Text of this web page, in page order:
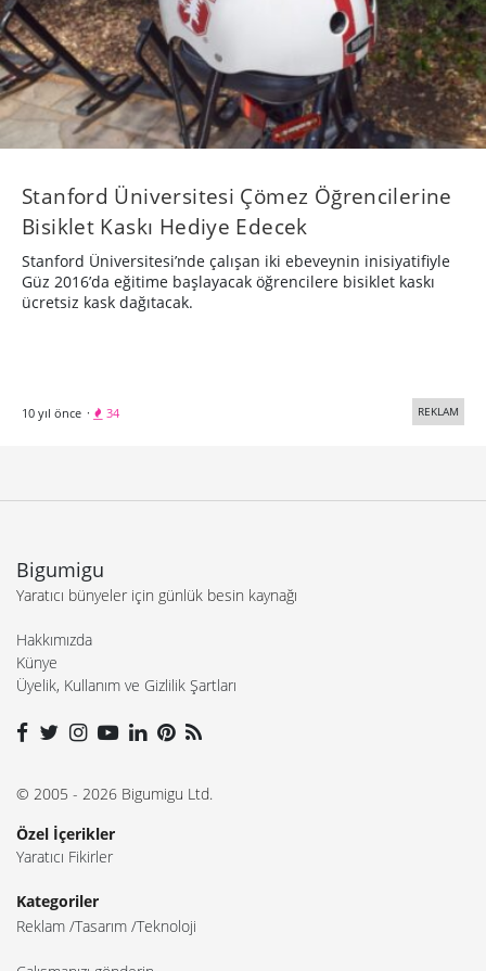
Stanford Üniversitesi Çömez Öğrencilerine
Bisiklet Kaskı Hediye Edecek
Stanford Üniversitesi’nde çalışan iki ebeveynin inisiyatifiyle
Güz 2016’da eğitime başlayacak öğrencilere bisiklet kaskı
ücretsiz kask dağıtacak.
10 yıl önce · 34 REKLAM
Bigumigu
Yaratıcı bünyeler için günlük besin kaynağı
Hakkımızda
Künye
Üyelik, Kullanım ve Gizlilik Şartları
© 2005 - 2026 Bigumigu Ltd.
Özel İçerikler
Yaratıcı Fikirler
Kategoriler
Reklam Tasarım Teknoloji